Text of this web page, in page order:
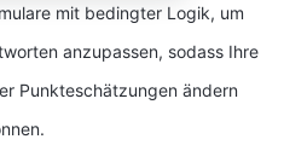
mit bedingter Logik, um
anzupassen, sodass Ihre
Punkteschätzungen ändern